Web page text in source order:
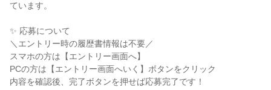
ています。
✨ 応募について
＼エントリー時の履歴書情報は不要／
スマホの方は【エントリー画面へ】
PCの方は【エントリー画面へいく】ボタンをクリック
内容を確認後、完了ボタンを押せば応募完了です！